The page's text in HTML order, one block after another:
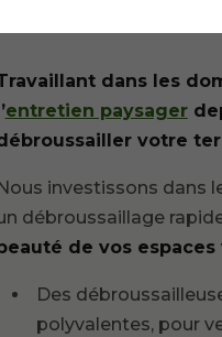
dans les
entretien paysager
votre
investissons dans
débroussaillage
de vos espaces
Des
polyvalentes, pour